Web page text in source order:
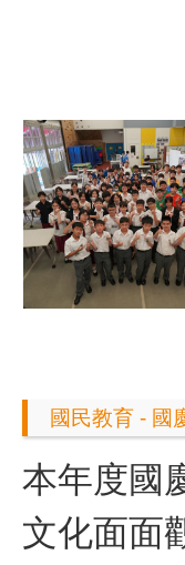
國民教育 - 國
本年度國
文化面面